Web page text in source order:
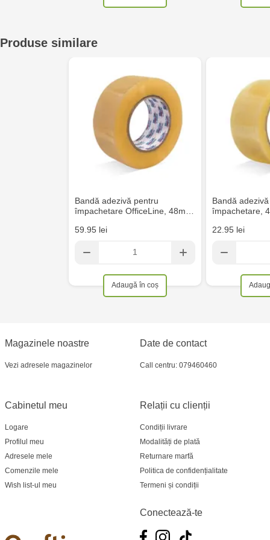
Multistore Soroca - bd. Ștefan cel Mare, 110
Crafti Bălți- EviMall, et2
MultiStore Căușeni- str. Iurii Gagarin 24
Produse similare
Bandă adezivă pentru
împachetare OfficeLine, 48m…
59.95 lei
Adaugă în coș
Bandă
împachetare,
22.95 lei
Magazinele noastre
Vezi adresele magazinelor
Relații cu clienții
Condiții livrare
Modalități de plată
Returnare marfă
Politica de confidențialitate
Termeni și condiții
Cabinetul meu
Logare
Profilul meu
Adresele mele
Comenzile mele
Wish list-ul meu
Date de contact
Call centru: 079460460
Conectează-te